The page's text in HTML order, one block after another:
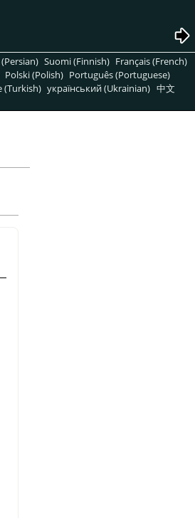
پارسی (Persian) Suomi (Finnish) Français (French)
Polski (Polish) Português (Portuguese)
(Turkish) український (Ukrainian) 中文